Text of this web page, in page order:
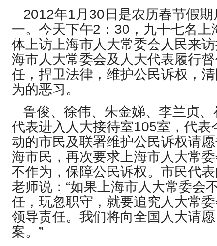
2012年1月30日是农历春节假
一。今天下午2：30，九十七名上
体上访上海市人大常委会人民来
海市人大常委会及人大代表履行
任，捍卫法律，维护公民诉权，
为的恶习。
鲁俊、徐伟、朱金娣、李兰贞
代表进入人大接待室105室，代表
动的市民及联署维护公民诉权请
海市民，再次要求上海市人大常
不作为，保障公民诉权。市民代
老师说：“如果上海市人大常委会
任，玩忽职守，就要追究人大常
领导责任。我们将向全国人大请
案。”